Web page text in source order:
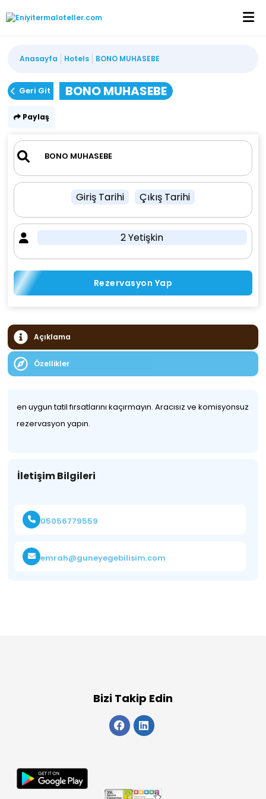
Anasayfa Hotels BONO MUHASEBE
Geri Git BONO MUHASEBE
Paylaş
Giriş Tarihi Çıkış Tarihi
2 Yetişkin
Rezervasyon Yap
Açıklama
Özellikler
en uygun tatil fırsatlarını kaçırmayın. Aracısız ve komisyonsuz
rezervasyon yapın.
İletişim Bilgileri
05056779559
emrah@guneyegebilisim.com
Bizi Takip Edin